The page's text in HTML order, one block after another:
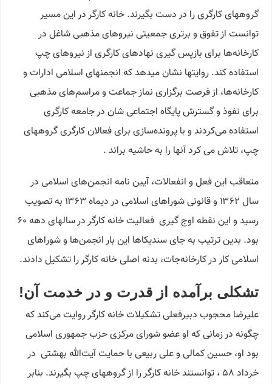
گروههای کارگری را در دست بگیرند. خانه کارگر در این مسیر
توانست از تفوق و برتری جمعیتی نیروهای مذهبی شاغل در
کارخانه‌ها برای بازپس گیری نهادهای کارگری از نیروهای چپ
استفاده کند. روایتها نشان میدهد که انجمنهای اسلامی ادارات و
کارخانه‌ها، از فرصت برگزاری نماز جماعت و مراسم‌های مذهبی
برای نفوذ و گسترش پایگاه اجتماعی شان در جامعه کارگری
استفاده می‌کردند و با پرونده‌سازی برای فعالان کارگری گروههای
چپ، تلاش می کرد آنها را به حاشیه براند .
متعاقب این فعل و انفعالات، آیین نامه انجمن‌های اسلامی در
سال ۱۳۶۲ و قانونی شوراهای اسلامی در دیماه ۱۳۶۳ به تصویب
رسید و این نقطه اوج گیری فعالیت خانه کارگر در سالهای دهه ۶۰
بود. بدین ترتیب به جای سندیکاها این بار انجمن‌ها و شوراهای
اسلامی کار در کارخانه‌جات، بدنه اصلی خانه کارگر را تشکیل دادند.
تشکلی برآمده از قدرت و در خدمت آن!
علیرضا محجوب دبیرفعلی تشکیلات خانه کارگر روایت می‌کند که
چگونه در زمانی که او عضو شورای مرکزی حزب جمهوری اسلامی
بود او، حسین کمالی و علی ربیعی با حمایت آیت‌الله بهشتی در
خرداد ۵۸ ، توانستند خانه کارگر را از گروههای چپ بگیرند. بنابر